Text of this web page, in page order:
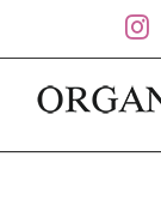
to
content